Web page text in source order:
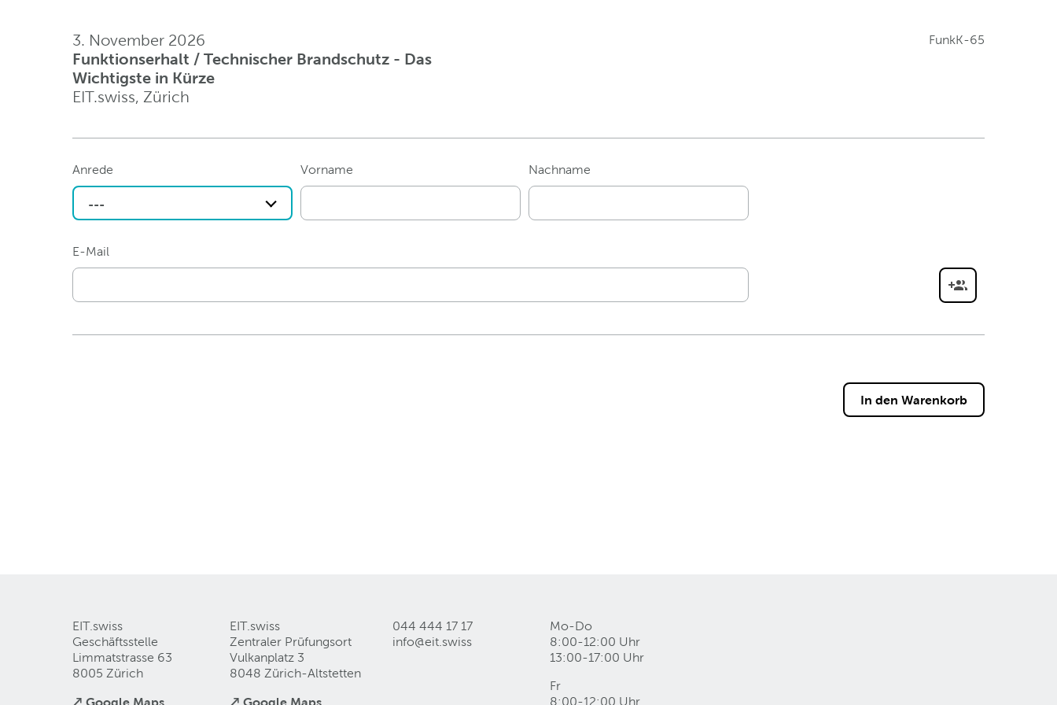
FunkK-65
3. November 2026
Funktionserhalt / Technischer Brandschutz - Das
Wichtigste in Kürze
EIT.swiss, Zürich
Anrede
---
Vorname Nachname
E-Mail
EIT.swiss
Geschäftsstelle
Limmatstrasse 63
8005 Zürich
↗ Google Maps
EIT.swiss
Zentraler Prüfungsort
Vulkanplatz 3
8048 Zürich-Altstetten
↗ Google Maps
044 444 17 17
info@eit swiss
Mo-Do
8:00-12:00 Uhr
13:00-17:00 Uhr
Fr
8:00-12:00 Uhr